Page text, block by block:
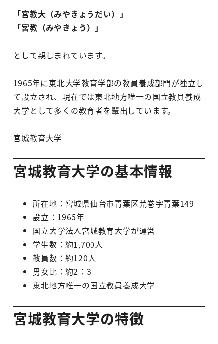
「宮教大（みやきょうだい）」
「宮教（みやきょう）」
として親しまれています。
1965年に東北大学教育学部の教員養成部門が独立し
て設立され、現在では東北地方唯一の国立教員養成
大学として多くの教育者を輩出しています。
宮城教育大学
宮城教育大学の基本情報
所在地：宮城県仙台市青葉区荒巻字青葉149
設立：1965年
国立大学法人宮城教育大学が運営
学生数：約1,700人
教員数：約120人
男女比：約2：3
東北地方唯一の国立教員養成大学
宮城教育大学の特徴